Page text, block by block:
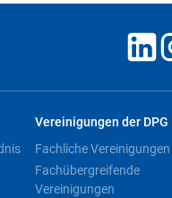
Vereinigungen der DPG
Fachliche Vereinigungen
Fachübergreifende
Vereinigungen